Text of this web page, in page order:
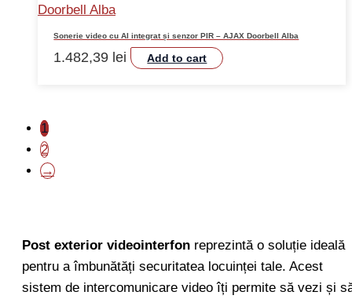
Sonerie video cu AI integrat și senzor PIR – AJAX Doorbell Alba
1.482,39 lei Add to cart
1
2
→
Post exterior videointerfon reprezintă o soluție ideală
pentru a îmbunătăți securitatea locuinței tale. Acest
sistem de intercomunicare video îți permite să vezi și